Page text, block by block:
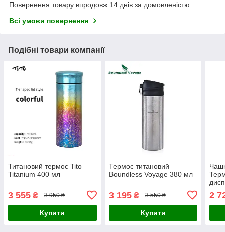
Повернення товару впродовж 14 днів за домовленістю
Всі умови повернення
Подібні товари компанії
Титановий термос Tito
Titanium 400 мл
3 555 ₴ 3 950 ₴
Купити
Термос титановий
Boundless Voyage 380 мл
3 195₴ 3 550 ₴
Купити
2